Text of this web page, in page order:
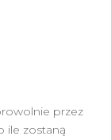
przez
ile zostaną